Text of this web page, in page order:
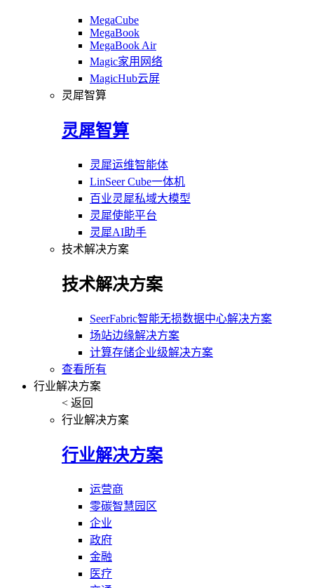
MegaCube
MegaBook
MegaBook Air
Magic家用网络
MagicHub云屏
灵犀智算
灵犀智算
灵犀运维智能体
LinSeer Cube一体机
百业灵犀私域大模型
灵犀使能平台
灵犀AI助手
技术解决方案
技术解决方案
SeerFabric智能无损数据中心解决方案
场站边缘解决方案
计算存储企业级解决方案
查看所有
行业解决方案
< 返回
行业解决方案
行业解决方案
运营商
零碳智慧园区
企业
政府
金融
医疗